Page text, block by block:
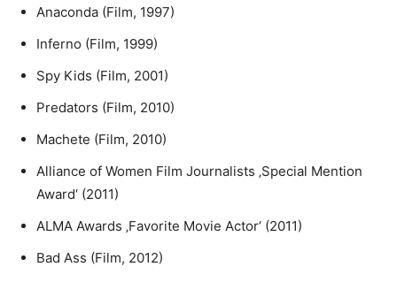
Anaconda (Film, 1997)
Inferno (Film, 1999)
Spy Kids (Film, 2001)
Predators (Film, 2010)
Machete (Film, 2010)
Alliance of Women Film Journalists ‚Special Mention
Award‘ (2011)
ALMA Awards ‚Favorite Movie Actor‘ (2011)
Bad Ass (Film, 2012)